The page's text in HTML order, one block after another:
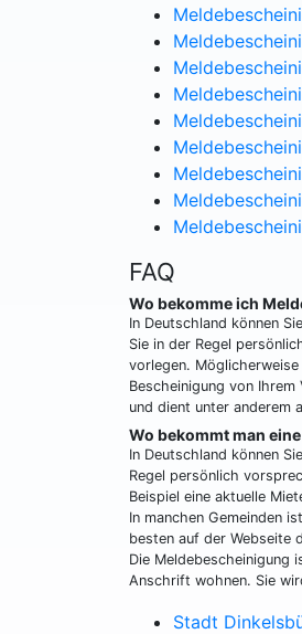
FAQ
Wo bekomme ich
In Deutschland können
Sie in der Regel
vorlegen.
Bescheinigung von
und dient unter anderem
Wo bekommt man
In Deutschland können
Regel persönlich
Beispiel eine aktuelle
In manchen Gemeinden
besten auf der Webseite
Die Meldebescheinigung
Anschrift wohnen. Sie
Stadt